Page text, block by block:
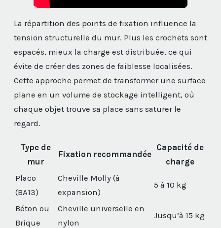
La répartition des points de fixation influence la
tension structurelle du mur. Plus les crochets sont
espacés, mieux la charge est distribuée, ce qui
évite de créer des zones de faiblesse localisées.
Cette approche permet de transformer une surface
plane en un volume de stockage intelligent, où
chaque objet trouve sa place sans saturer le
regard.
Type de
mur
Fixation recommandée
Capacité de
charge
Placo
(BA13)
Cheville Molly (à
expansion)
5 à 10 kg
Béton ou
Brique
Cheville universelle en
nylon
Jusqu’à 15 kg